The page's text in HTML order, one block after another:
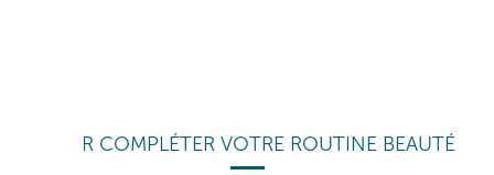
POUR COMPLÉTER VOTRE ROUTINE BEAUTÉ